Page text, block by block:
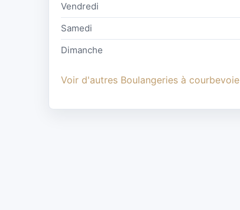
Vendredi
Samedi
Dimanche
Voir d'autres Boulangeries à courbevoie